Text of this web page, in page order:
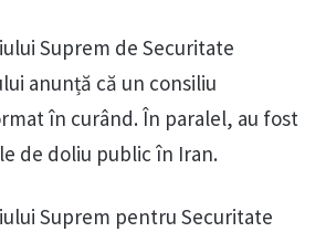
Suprem de Securitate
anunță că un consiliu
în curând. În paralel, au fost
de doliu public în Iran.
Suprem pentru Securitate